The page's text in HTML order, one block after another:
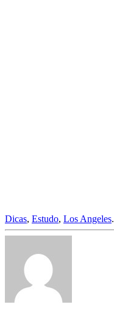
Dicas, Estudo, Los Angeles.